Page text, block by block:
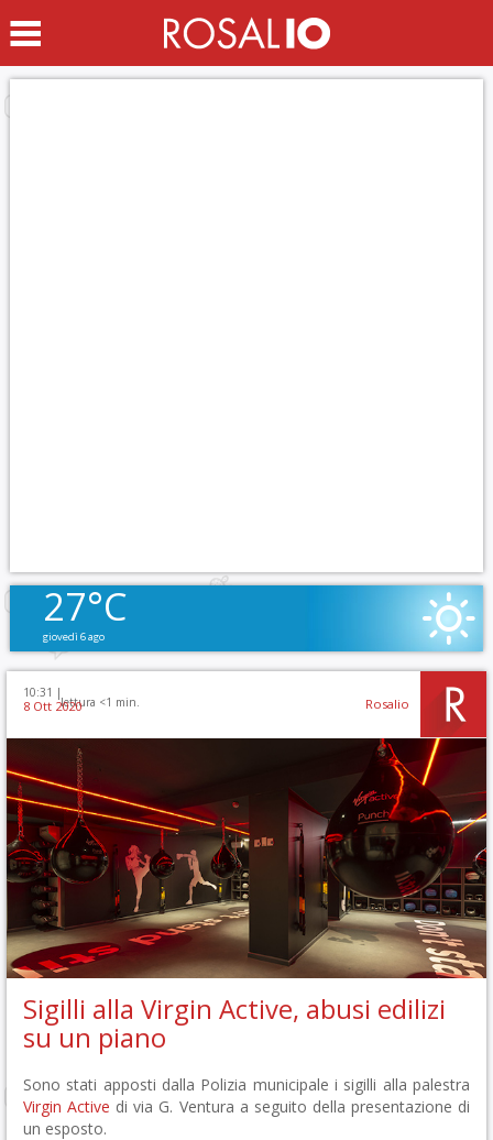
27°C
giovedì 6 ago
10:31 |
lettura <1 min.
8 Ott 2020 Rosalio
Sigilli alla Virgin Active, abusi edilizi
su un piano
Sono stati apposti dalla Polizia municipale i sigilli alla palestra
Virgin Active di via G. Ventura a seguito della presentazione di
un esposto.